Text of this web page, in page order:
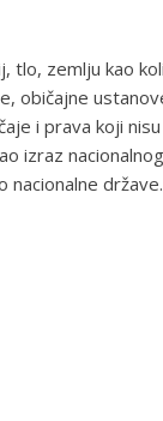
tlo, zemlju kao
običajne
i prava koji
izraz
nacionalne države.